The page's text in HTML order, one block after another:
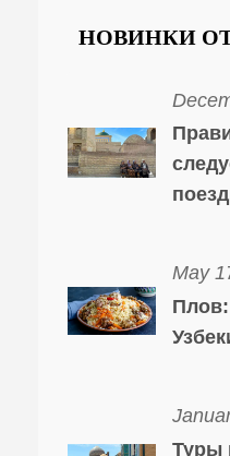
НОВИНКИ ОТ
May
Туры